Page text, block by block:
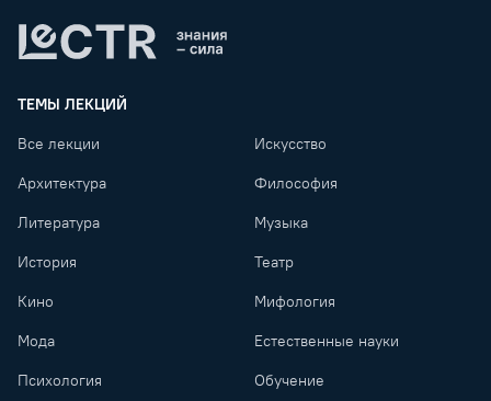
ТЕМЫ ЛЕКЦИЙ
Все лекции Искусство
Архитектура Философия
Литература Музыка
История Театр
Кино Мифология
Мода Естественные науки
Психология Обучение